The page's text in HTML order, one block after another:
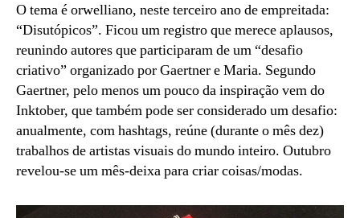
O tema é orwelliano, neste terceiro ano de empreitada:
“Disutópicos”. Ficou um registro que merece aplausos,
reunindo autores que participaram de um “desafio
criativo” organizado por Gaertner e Maria. Segundo
Gaertner, pelo menos um pouco da inspiração vem do
Inktober, que também pode ser considerado um desafio:
anualmente, com hashtags, reúne (durante o mês dez)
trabalhos de artistas visuais do mundo inteiro. Outubro
revelou-se um mês-deixa para criar coisas/modas.